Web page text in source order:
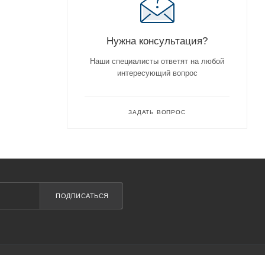
Нужна консультация?
Наши специалисты ответят на любой
интересующий вопрос
ЗАДАТЬ ВОПРОС
ПОДПИСАТЬСЯ